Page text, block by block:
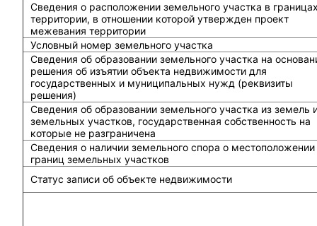
Сведения о расположении земельного участка в
территории, в отношении которой утвержден проект
межевания территории
Условный номер земельного участка
Сведения об образовании земельного участка на
решения об изъятии объекта недвижимости для
государственных и муниципальных нужд (реквизиты
решения)
Сведения об образовании земельного участка из земель
земельных участков, государственная собственность на
которые не разграничена
Сведения о наличии земельного спора о местоположении
границ земельных участков
Статус записи об объекте недвижимости